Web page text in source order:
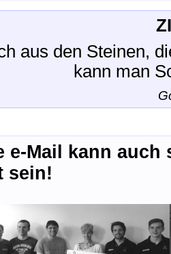
aus den Steinen,
kann man
e-Mail kann auch
sein!